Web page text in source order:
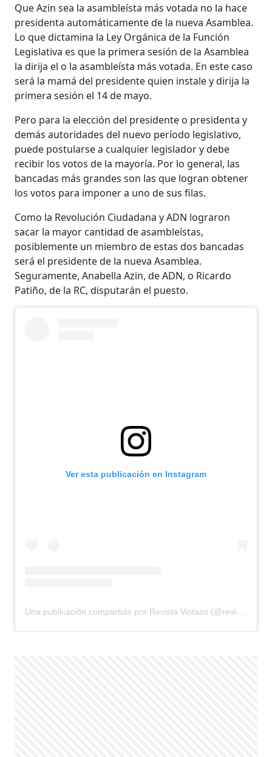
Que Azin sea la asambleísta más votada no la hace
presidenta automáticamente de la nueva Asamblea.
Lo que dictamina la Ley Orgánica de la Función
Legislativa es que la primera sesión de la Asamblea
la dirija el o la asambleísta más votada. En este caso
será la mamá del presidente quien instale y dirija la
primera sesión el 14 de mayo.
Pero para la elección del presidente o presidenta y
demás autoridades del nuevo período legislativo,
puede postularse a cualquier legislador y debe
recibir los votos de la mayoría. Por lo general, las
bancadas más grandes son las que logran obtener
los votos para imponer a uno de sus filas.
Como la Revolución Ciudadana y ADN lograron
sacar la mayor cantidad de asambleístas,
posiblemente un miembro de estas dos bancadas
será el presidente de la nueva Asamblea.
Seguramente, Anabella Azin, de ADN, o Ricardo
Patiño, de la RC, disputarán el puesto.
Ver esta publicación en Instagram